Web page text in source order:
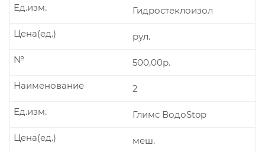
Гидростеклоизол
Ед.изм.
рул.
Цена(ед.)
500,00р.
№
2
Наименование
Глимс ВодоStop
Ед.изм.
меш.
Цена(ед.)